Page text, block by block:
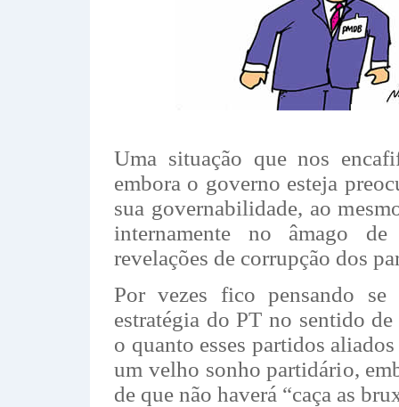
Uma situação que nos
embora o governo esteja
sua governabilidade, ao
internamente no âmago
revelações de corrupção dos
Por vezes fico pensando
estratégia do PT no sentido
o quanto esses partidos
um velho sonho partidário,
de que não haverá “caça as